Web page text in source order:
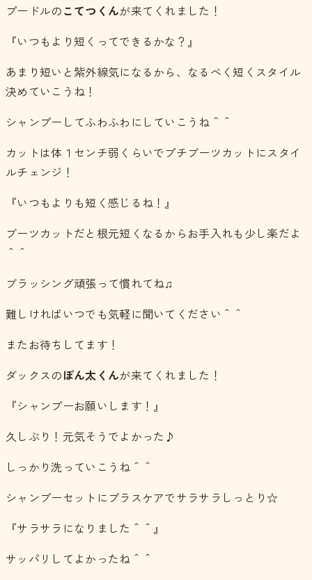
プードルのこてつくんが来てくれました！
『いつもより短くってできるかな？』
あまり短いと紫外線気になるから、なるべく短くスタイル
決めていこうね！
シャンプーしてふわふわにしていこうね＾＾
カットは体１センチ弱くらいでプチブーツカットにスタイ
ルチェンジ！
『いつもよりも短く感じるね！』
ブーツカットだと根元短くなるからお手入れも少し楽だよ
＾＾
ブラッシング頑張って慣れてね♫
難しければいつでも気軽に聞いてください＾＾
またお待ちしてます！
ダックスのぽん太くんが来てくれました！
『シャンプーお願いします！』
久しぶり！元気そうでよかった♪
しっかり洗っていこうね＾＾
シャンプーセットにプラスケアでサラサラしっとり☆
『サラサラになりました＾＾』
サッパリしてよかったね＾＾